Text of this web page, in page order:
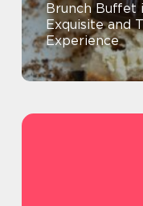
Brunch Buffet
Exquisite and
Experience